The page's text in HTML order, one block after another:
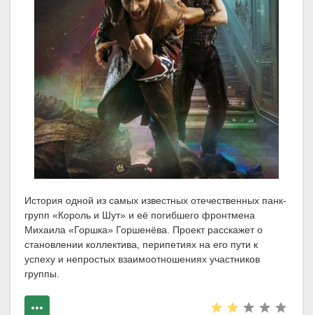
История одной из самых известных отечественных панк-
групп «Король и Шут» и её погибшего фронтмена
Михаила «Горшка» Горшенёва. Проект расскажет о
становлении коллектива, перипетиях на его пути к
успеху и непростых взаимоотношениях участников
группы.